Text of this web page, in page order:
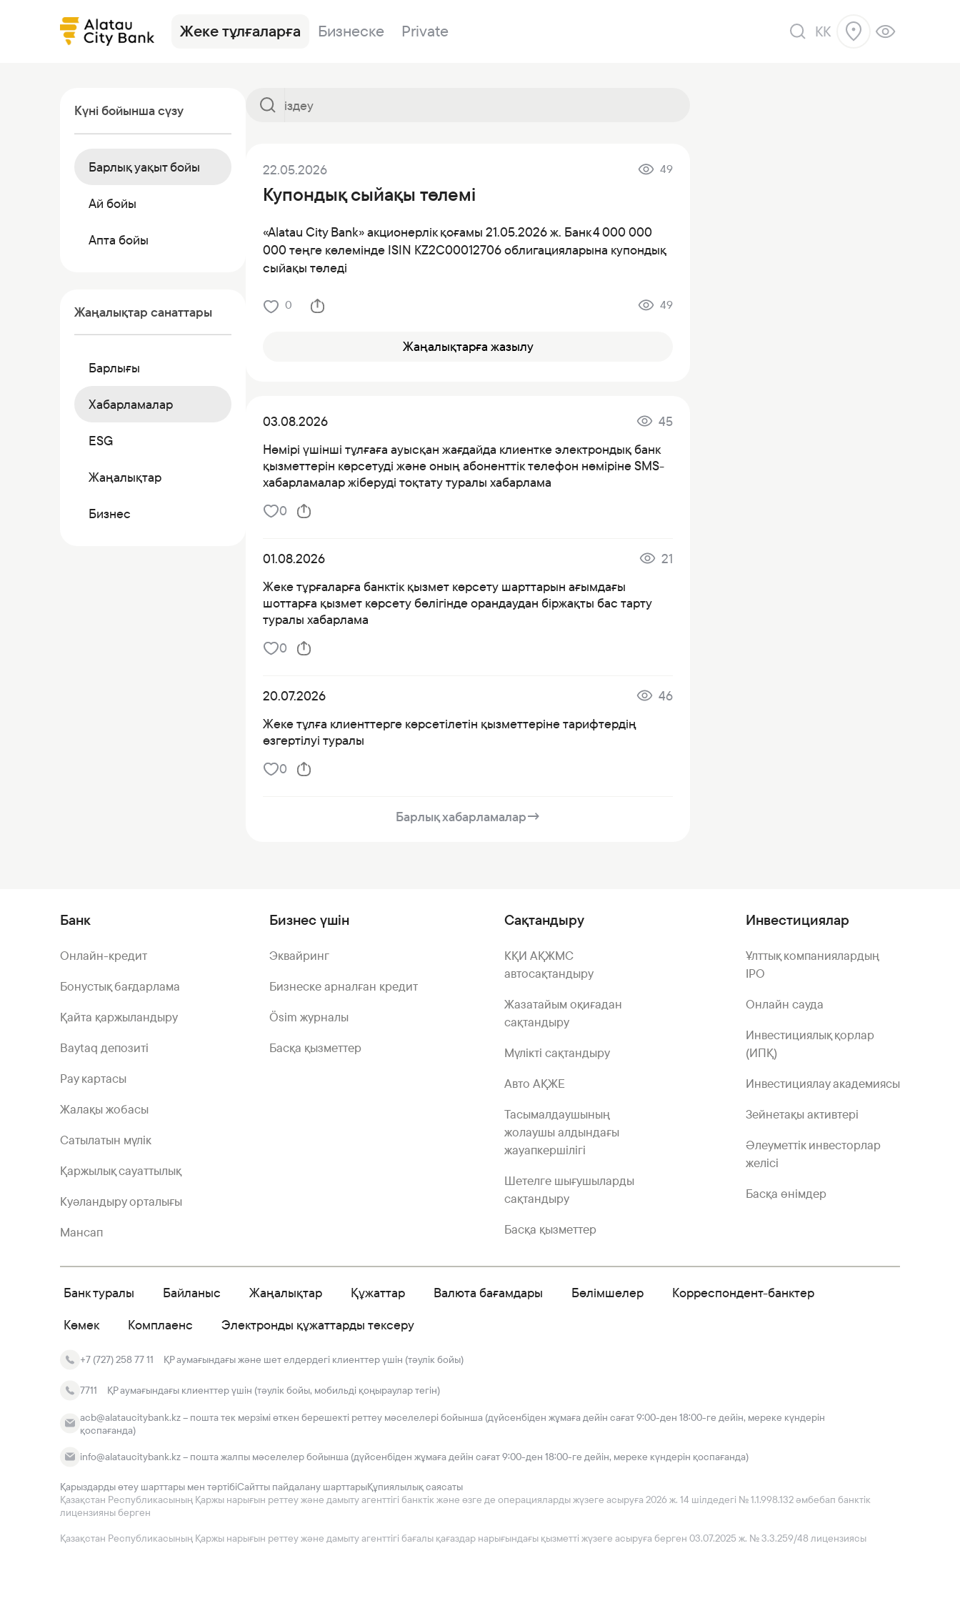
Жеке тұлғаларға
Кредиттер
Депозиттер
Жалақы жобасы
Kaspi QR
Сақтандыру
Валюталар
Инвестиция
Сұрақ-жауап
Бөлімшелер
Азаматтарды қабылдау
Сатылатын мүлік
ESG
Бизнеске
Alatau City Bank Tole
Кредиттер
Инвестициялар
Тарифтер
Ösim журналы
Банкинг
Басқа өнімдер
Банкингке кіру
Private
Жаңалықтар
Валюта бағамдары
Аудармалар
Депозиттер
Дебеттік карталар
Сейфтер
Коммерциялық қағаздар
KK
Күні бойынша сүзу
Барлық уақыт бойы
Ай бойы
Апта бойы
Жаңалықтар санаттары
Барлығы
Хабарламалар
ESG
Жаңалықтар
Бизнес
22.05.2026 49
Купондық сыйақы төлемі
«Alatau City Bank» акционерлік қоғамы 21.05.2026 ж. Банк 4 000 000
000 теңге көлемінде ISIN KZ2С00012706 облигацияларына купондық
сыйақы төледі
0 49
Жаңалықтарға жазылу
03.08.2026
45
Нөмірі үшінші тұлғаға ауысқан жағдайда клиентке электрондық банк
қызметтерін көрсетуді және оның абоненттік телефон нөміріне SMS-
хабарламалар жіберуді тоқтату туралы хабарлама
0
01.08.2026
21
Жеке тұрғаларға банктік қызмет көрсету шарттарын ағымдағы
шоттарға қызмет көрсету бөлігінде орандаудан біржақты бас тарту
туралы хабарлама
0
20.07.2026
46
Жеке тұлға клиенттерге көрсетілетін қызметтеріне тарифтердің
өзгертілуі туралы
0
Барлық хабарламалар→
Банк
Онлайн-кредит
Бонустық бағдарлама
Қайта қаржыландыру
Baytaq депозиті
Pay картасы
Жалақы жобасы
Сатылатын мүлік
Қаржылық сауаттылық
Куәландыру орталығы
Мансап
Бизнес үшін
Эквайринг
Бизнеске арналған кредит
Ösim журналы
Басқа қызметтер
Сақтандыру
КҚИ АҚЖМС
автосақтандыру
Жазатайым оқиғадан
сақтандыру
Мүлікті сақтандыру
Авто АҚЖЕ
Тасымалдаушының
жолаушы алдындағы
жауапкершілігі
Шетелге шығушыларды
сақтандыру
Басқа қызметтер
Инвестициялар
Ұлттық компаниялардың
IPO
Онлайн сауда
Инвестициялық қорлар
(ИПҚ)
Инвестициялау академиясы
Зейнетақы активтері
Әлеуметтік инвесторлар
желісі
Басқа өнімдер
Банк туралы Байланыс Жаңалықтар Құжаттар Валюта бағамдары Бөлімшелер
Корреспондент-банктер
Көмек
Комплаенс Электронды құжаттарды тексеру
+7 (727) 258 77 11 ҚР аумағындағы және шет елдердегі клиенттер үшін (тәулік бойы)
7711 ҚР аумағындағы клиенттер үшін (тәулік бойы, мобильді қоңыраулар тегін)
acb@alataucitybank.kz – пошта тек мерзімі өткен берешекті реттеу мәселелері бойынша (дүйсенбіден жұмаға дейін сағат 9:00-ден 18:00-ге дейін, мереке күндерін
қоспағанда)
info@alataucitybank.kz – пошта жалпы мәселелер бойынша (дүйсенбіден жұмаға дейін сағат 9:00-ден 18:00-ге дейін, мереке күндерін қоспағанда)
Қазақстан Республикасының Қаржы нарығын реттеу және дамыту агенттігі банктік және өзге де операцияларды жүзеге асыруға 2026 ж. 14 шілдедегі № 1.1.998.132 әмбебап банктік
лицензияны берген
Қазақстан Республикасының Қаржы нарығын реттеу және дамыту агенттігі бағалы қағаздар нарығындағы қызметті жүзеге асыруға берген 03.07.2025 ж. № 3.3.259/48 лицензиясы
Қарыздарды өтеу шарттары мен тәртібіСайтты пайдалану шарттарыҚұпиялылық саясаты